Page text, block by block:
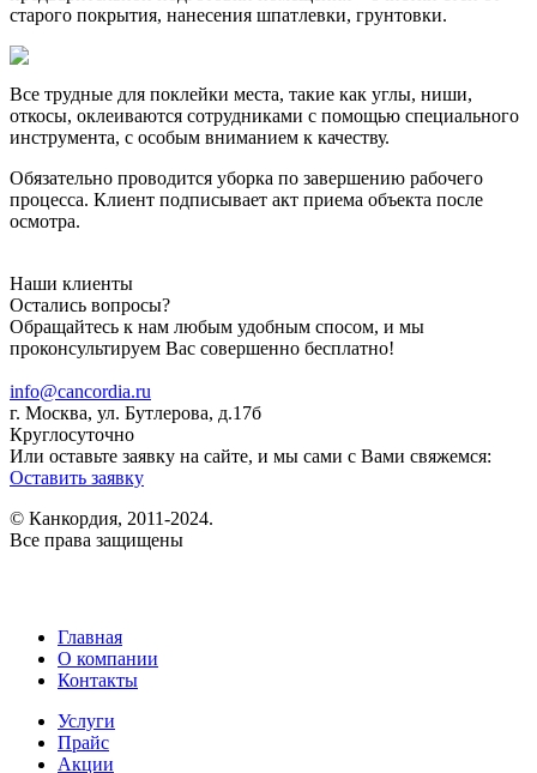
старого покрытия, нанесения шпатлевки, грунтовки.
Все трудные для поклейки места, такие как углы, ниши,
откосы, оклеиваются сотрудниками с помощью специального
инструмента, с особым вниманием к качеству.
Обязательно проводится уборка по завершению рабочего
процесса. Клиент подписывает акт приема объекта после
осмотра.
Наши клиенты
Остались вопросы?
Обращайтесь к нам любым удобным спосом, и мы
проконсультируем Вас совершенно бесплатно!
info@cancordia.ru
г. Москва, ул. Бутлерова, д.17б
Круглосуточно
Или оставьте заявку на сайте, и мы сами с Вами свяжемся:
Оставить заявку
© Канкордия, 2011-2024.
Все права защищены
Главная
О компании
Контакты
Услуги
Прайс
Акции